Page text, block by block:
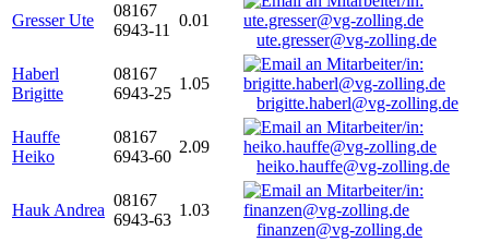
Gresser Ute
08167
6943-11
0.01
ute.gresser@vg-zolling.de
Haberl
Brigitte
08167
6943-25
1.05
brigitte.haberl@vg-zolling.de
Hauffe
Heiko
08167
6943-60
2.09
heiko.hauffe@vg-zolling.de
Hauk Andrea
08167
6943-63
1.03
finanzen@vg-zolling.de